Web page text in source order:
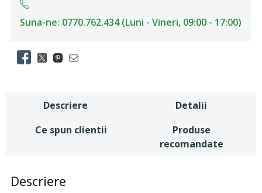
Suna-ne: 0770.762.434 (Luni - Vineri, 09:00 - 17:00)
Descriere
Detalii
Ce spun clientii
Produse
recomandate
Descriere